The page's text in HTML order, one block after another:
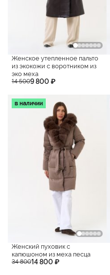
Женское утепленное пальто
из экокожи с воротником из
эко меха
14 5009 800 ₽
в наличии
Женский пуховик с
капюшоном из меха песца
34 80014 800 ₽